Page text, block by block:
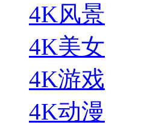
4K风景
4K美女
4K游戏
4K动漫